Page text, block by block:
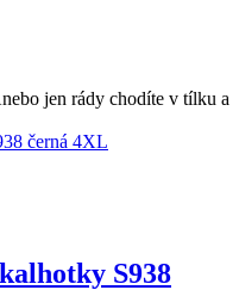
jen rády chodíte v tílku a
S938